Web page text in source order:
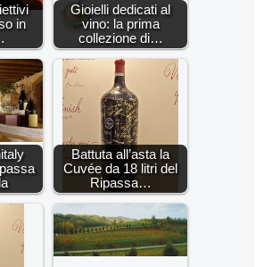
in
Gioielli dedicati al
vino: la prima
collezione di…
Battuta all’asta la
Cuvée da 18 litri del
Ripassa…